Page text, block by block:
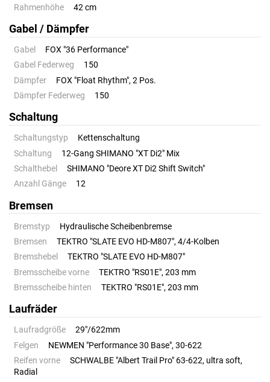
Rahmenhöhe
42 cm
Gabel / Dämpfer
Gabel
FOX "36 Performance"
Gabel Federweg
150
Dämpfer
FOX "Float Rhythm", 2 Pos.
Dämpfer Federweg
150
Schaltung
Schaltungstyp
Kettenschaltung
Schaltung
12-Gang SHIMANO "XT Di2" Mix
Schalthebel
SHIMANO "Deore XT Di2 Shift Switch"
Anzahl Gänge
12
Bremsen
Bremstyp
Hydraulische Scheibenbremse
Bremsen
TEKTRO "SLATE EVO HD-M807", 4/4-Kolben
Bremshebel
TEKTRO "SLATE EVO HD-M807"
Bremsscheibe vorne
TEKTRO "RS01E", 203 mm
Bremsscheibe hinten
TEKTRO "RS01E", 203 mm
Laufräder
Laufradgröße
29"/622mm
Felgen
NEWMEN "Performance 30 Base", 30-622
Reifen vorne
SCHWALBE "Albert Trail Pro" 63-622, ultra soft,
Radial